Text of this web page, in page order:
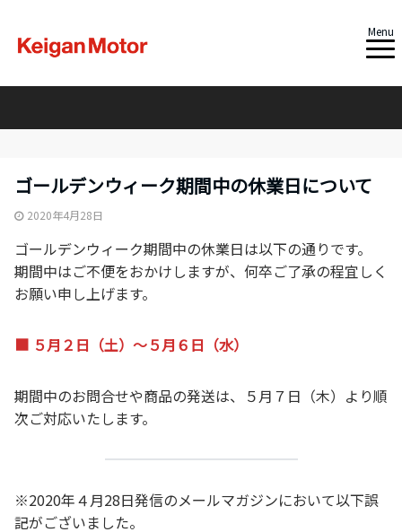
Menu
ゴールデンウィーク期間中の休業日について
2020年4月28日
ゴールデンウィーク期間中の休業日は以下の通りです。
期間中はご不便をおかけしますが、何卒ご了承の程宜しく
お願い申し上げます。
■ ５月２日（土）～５月６日（水）
期間中のお問合せや商品の発送は、５月７日（木）より順
次ご対応いたします。
※2020年４月28日発信のメールマガジンにおいて以下誤
記がございました。